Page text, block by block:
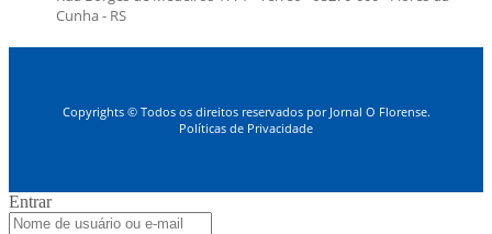
Cunha - RS
Copyrights © Todos os direitos reservados por Jornal O Florense.
Políticas de Privacidade
Entrar